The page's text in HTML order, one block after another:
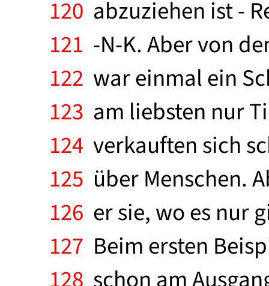
120 abzuziehen ist -
121 -N-K. Aber von
122 war einmal ein
123 am liebsten nur
124 verkauften sich
125 über Menschen.
126 er sie, wo es nur
127 Beim ersten